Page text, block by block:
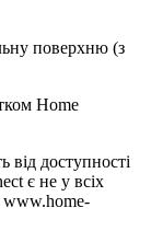
поверхню (з
Home
від доступності
є не у всіх
www.home-